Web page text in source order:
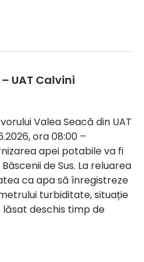
UAT Calvini
Valea Seacă din UAT
ora 08:00 –
apei potabile va fi
de Sus. La reluarea
ca apa să înregistreze
turbiditate, situație
deschis timp de